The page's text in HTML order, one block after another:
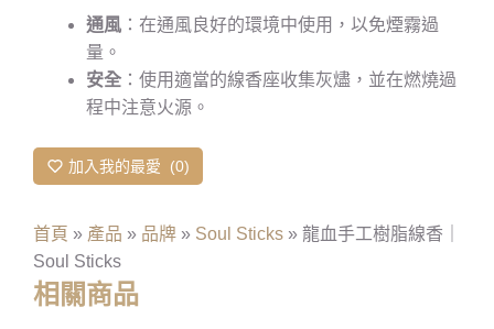
通風 ：在通風良好的環境中使用，以免煙霧過
量。
安全 ：使用適當的線香座收集灰燼，並在燃燒過
程中注意火源。
加入我的最愛 0
首頁 » 產品 » 品牌 » Soul Sticks » 龍血手工樹脂線香｜
Soul Sticks
相關商品